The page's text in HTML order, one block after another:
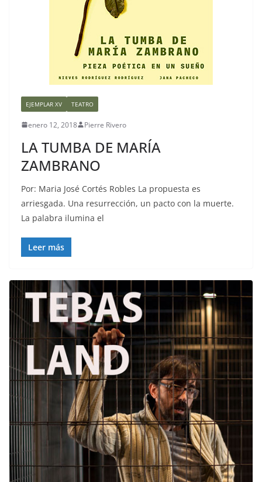
EJEMPLAR XV TEATRO
enero 12, 2018 Pierre Rivero
LA TUMBA DE MARÍA
ZAMBRANO
Por: Maria José Cortés Robles La propuesta es
arriesgada. Una resurrección, un pacto con la muerte.
La palabra ilumina el
Leer más